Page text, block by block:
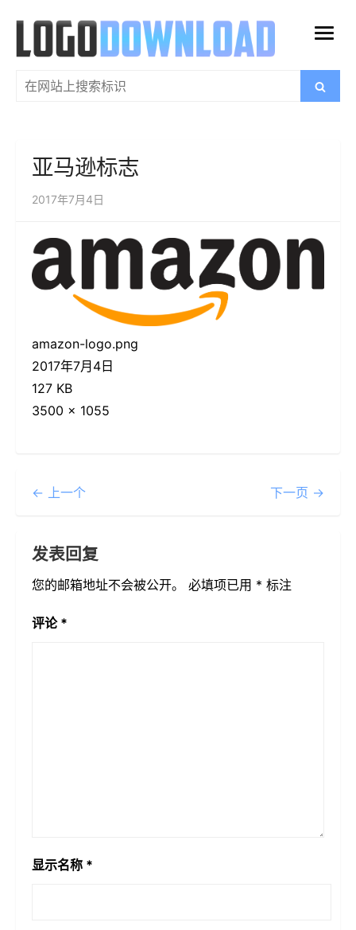
内
打
菜
搜
搜
索
亚马逊标志
2017年7月4日
amazon-logo.png
2017年7月4日
127 KB
3500 × 1055
← 上一个 下一页 →
发表回复
您的邮箱地址不会被公开。 必填项已用 * 标注
评论 *
显示名称 *